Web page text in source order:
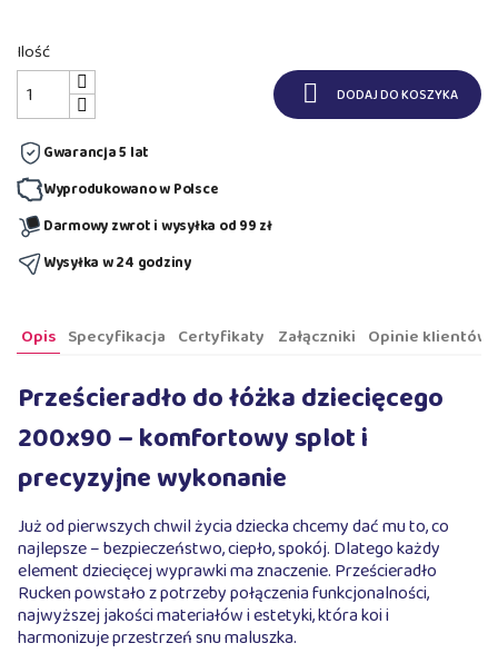
Ilość
 DODAJ DO KOSZYKA
Gwarancja 5 lat
Wyprodukowano w Polsce
Darmowy zwrot i wysyłka od 99 zł
Wysyłka w 24 godziny
Opis Specyfikacja Certyfikaty Załączniki Opinie klientów
Prześcieradło do łóżka dziecięcego
200x90 – komfortowy splot i
precyzyjne wykonanie
Już od pierwszych chwil życia dziecka chcemy dać mu to, co
najlepsze – bezpieczeństwo, ciepło, spokój. Dlatego każdy
element dziecięcej wyprawki ma znaczenie. Prześcieradło
Rucken powstało z potrzeby połączenia funkcjonalności,
najwyższej jakości materiałów i estetyki, która koi i
harmonizuje przestrzeń snu maluszka.